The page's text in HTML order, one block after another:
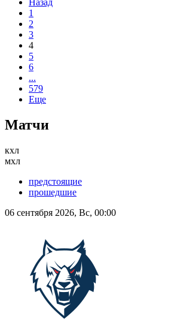
Назад
1
2
3
4
5
6
...
579
Еще
Матчи
кхл
мхл
предстоящие
прошедшие
06 сентября 2026, Вс, 00:00